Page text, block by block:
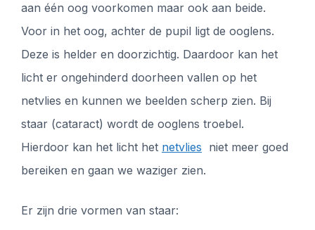
aan één oog voorkomen maar ook aan beide.
Voor in het oog, achter de pupil ligt de ooglens.
Deze is helder en doorzichtig. Daardoor kan het
licht er ongehinderd doorheen vallen op het
netvlies en kunnen we beelden scherp zien. Bij
staar (cataract) wordt de ooglens troebel.
Hierdoor kan het licht het netvlies niet meer goed
bereiken en gaan we waziger zien.
Er zijn drie vormen van staar: